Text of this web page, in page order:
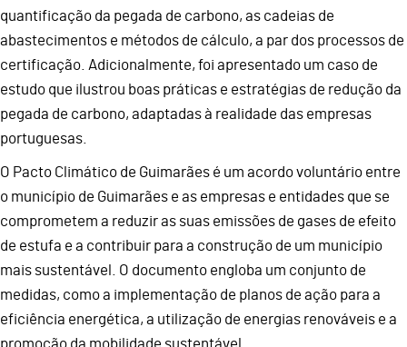
quantificação da pegada de carbono, as cadeias de
abastecimentos e métodos de cálculo, a par dos processos de
certificação. Adicionalmente, foi apresentado um caso de
estudo que ilustrou boas práticas e estratégias de redução da
pegada de carbono, adaptadas à realidade das empresas
portuguesas.
O Pacto Climático de Guimarães é um acordo voluntário entre
o município de Guimarães e as empresas e entidades que se
comprometem a reduzir as suas emissões de gases de efeito
de estufa e a contribuir para a construção de um município
mais sustentável. O documento engloba um conjunto de
medidas, como a implementação de planos de ação para a
eficiência energética, a utilização de energias renováveis e a
promoção da mobilidade sustentável.